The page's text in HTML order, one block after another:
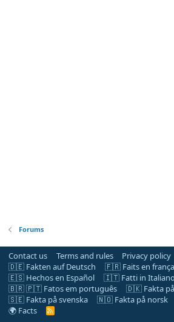
Forums
Contact us Terms and rules Privacy policy
🇩🇪 Fakten auf Deutsch
🇫🇷 Faits en
🇪🇸 Hechos en Español
🇮🇹 Fatti in Italiano
🇧🇷 🇵🇹 Fatos em português
🇩🇰 Fakta
🇸🇪 Fakta på svenska
🇳🇴 Fakta på norsk
🌍 Facts
R